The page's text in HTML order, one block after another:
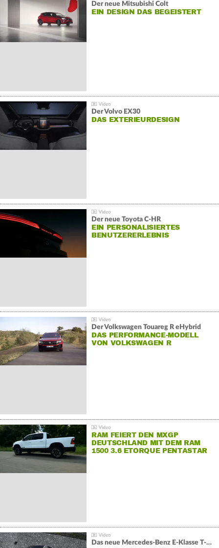
Der neue Mitsubishi Colt
EIN DESIGN DAS BEGEISTERT
Der Volvo EX30
DAS EXTERIEURDESIGN
Der neue Toyota C-HR
EIN PERSONALISIERTES
BENUTZERERLEBNIS
Der Volkswagen Touareg R eHybrid
DAS PERFORMANCE-MODELL
VON VOLKSWAGEN R
RAM FEIERT DEN MXGP
DEUTSCHLAND MIT DEM RAM
1500 3.6 ETORQUE PENTASTAR
Das neue Mercedes-Benz E-Klasse T-Modell